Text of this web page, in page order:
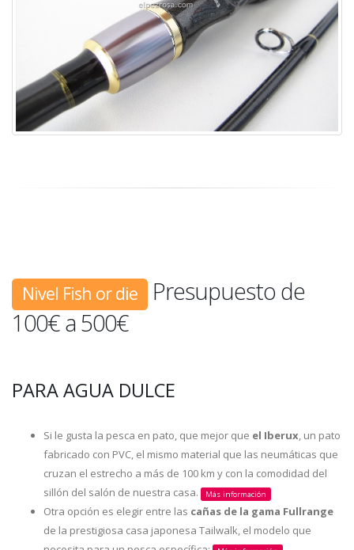
Nivel Fish or die Presupuesto de
100€ a 500€
PARA AGUA DULCE
Si le gusta la pesca en pato, que mejor que el Iberux, un pato
fabricado con PVC, el mismo material que las neumáticas que
cruzan el estrecho a más de 100 km y con la comodidad del
sillón del salón de nuestra casa.
Más información
Otra opción es elegir entre las cañas de la gama Fullrange
de la prestigiosa casa japonesa Tailwalk, el modelo que